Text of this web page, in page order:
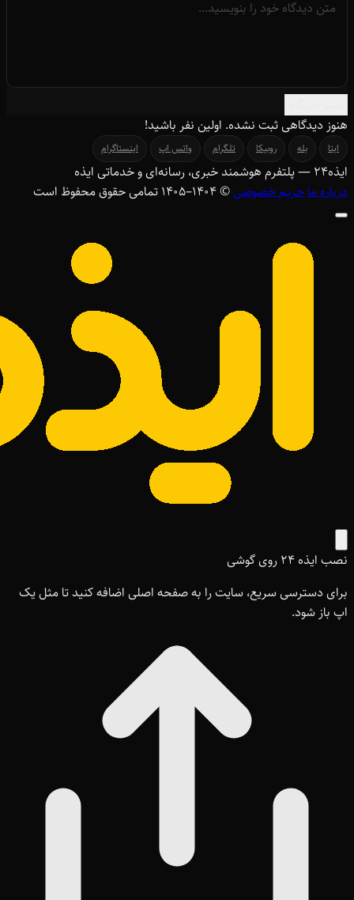
هنوز دیدگاهی ثبت نشده. اولین نفر باشید!
ایتا بله روبیکا تلگرام واتس اپ اینستاگرام
ایذه۲۴ — پلتفرم هوشمند خبری، رسانه‌ای و خدماتی ایذه
درباره ماحریم خصوصی© ۱۴۰۴–1405 تمامی حقوق محفوظ است
نصب ایذه ۲۴ روی گوشی
برای دسترسی سریع، سایت را به صفحه اصلی اضافه کنید تا مثل یک
اپ باز شود.